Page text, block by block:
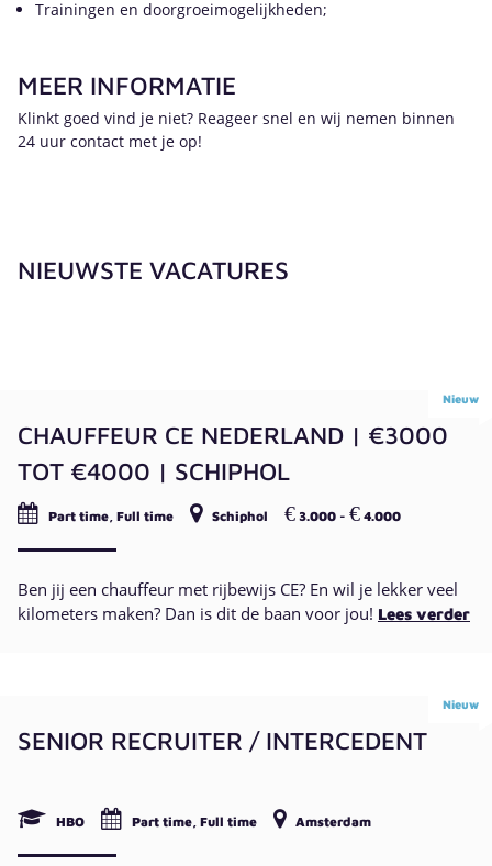
Trainingen en doorgroeimogelijkheden;
MEER INFORMATIE
Klinkt goed vind je niet? Reageer snel en wij nemen binnen
24 uur contact met je op!
NIEUWSTE VACATURES
CHAUFFEUR CE NEDERLAND | €3000
TOT €4000 | SCHIPHOL
Part time, Full time Schiphol € 3.000 - € 4.000
Ben jij een chauffeur met rijbewijs CE? En wil je lekker veel
kilometers maken? Dan is dit de baan voor jou! Lees verder
Nieuw
SENIOR RECRUITER / INTERCEDENT
HBO Part time, Full time Amsterdam
Nieuw